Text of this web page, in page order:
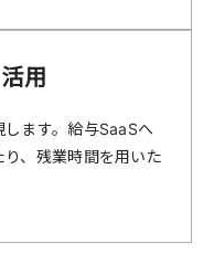
用
ます。給与SaaSへ
、残業時間を用いた